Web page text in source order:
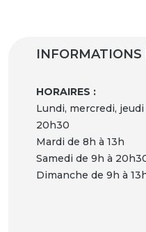
INFORMATIONS
HORAIRES :
Lundi, mercredi,
20h30
Mardi de 8h à 13h
Samedi de 9h à
Dimanche de 9h à